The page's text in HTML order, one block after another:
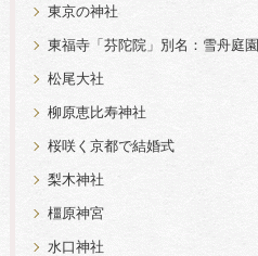
東京の神社
東福寺「芬陀院」別名：雪舟庭園
松尾大社
柳原恵比寿神社
桜咲く京都で結婚式
梨木神社
橿原神宮
水口神社